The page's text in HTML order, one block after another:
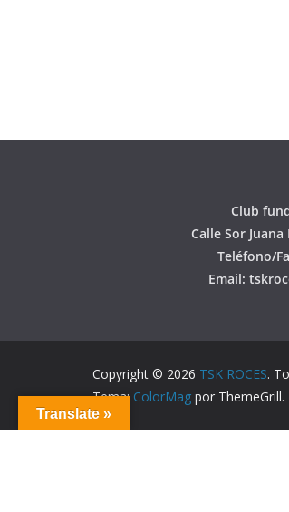
Club
Calle Sor
Teléfono/
Email:
Copyright © 2026 TSK ROCES.
Tema: ColorMag por ThemeGrill.
Translate »